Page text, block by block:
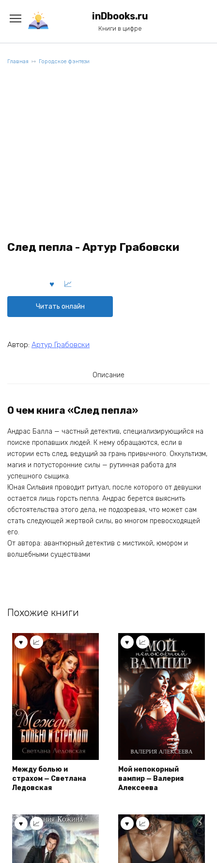
содержанию
inDbooks.ru
Книги в цифре
Главная Городское фэнтези
След пепла - Артур Грабовски
Читать онлайн
Автор: Артур Грабовски
Описание
О чем книга «След пепла»
Андрас Балла — частный детектив, специализирующийся на
поиске пропавших людей. К нему обращаются, если в
истории есть след, ведущий за грань привычного. Оккультизм,
магия и потусторонние силы — рутинная работа для
успешного сыщика.
Юная Сильвия проводит ритуал, после которого от девушки
остается лишь горсть пепла. Андрас берется выяснить
обстоятельства этого дела, не подозревая, что может сам
стать следующей жертвой силы, во многом превосходящей
его.
От автора: авантюрный детектив с мистикой, юмором и
волшебными существами
Похожие книги
Между болью и
страхом — Светлана
Ледовская
Мой непокорный
вампир — Валерия
Алексеева